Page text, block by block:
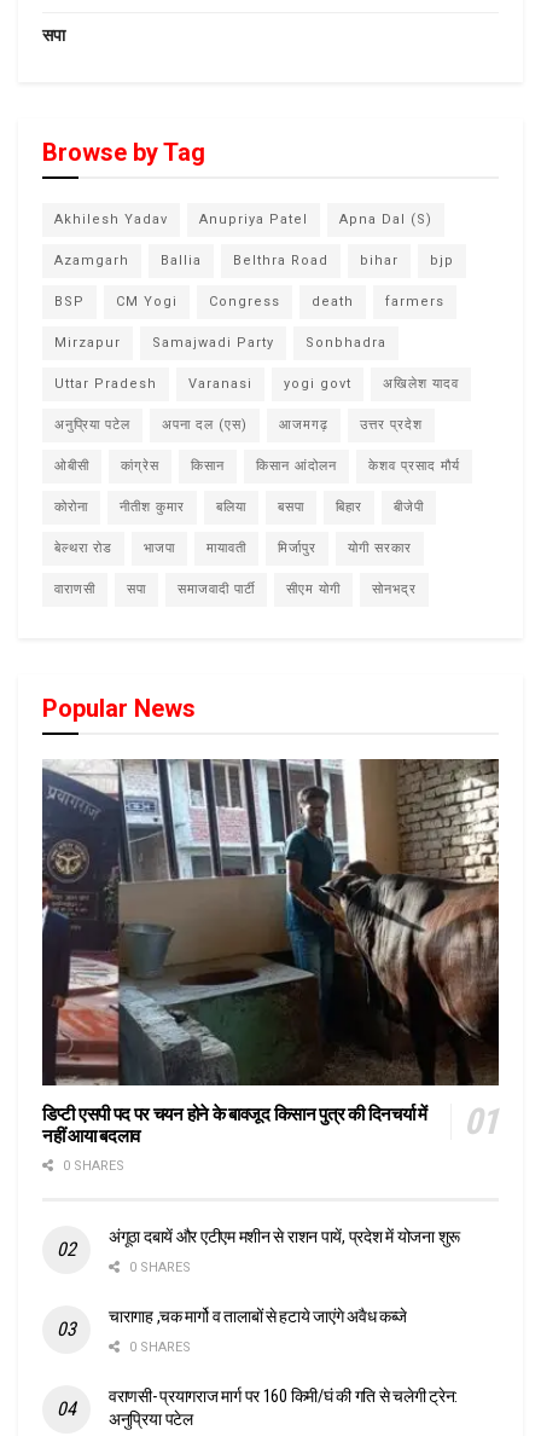
सपा
Browse by Tag
Akhilesh Yadav Anupriya Patel Apna Dal (S)
Azamgarh Ballia Belthra Road bihar bjp
BSP CM Yogi Congress death farmers
Mirzapur Samajwadi Party Sonbhadra
Uttar Pradesh Varanasi yogi govt अखिलेश यादव
अनुप्रिया पटेल अपना दल (एस) आजमगढ़ उत्तर प्रदेश
ओबीसी कांग्रेस किसान किसान आंदोलन केशव प्रसाद मौर्य
कोरोना नीतीश कुमार बलिया बसपा बिहार बीजेपी
बेल्थरा रोड भाजपा मायावती मिर्जापुर योगी सरकार
वाराणसी सपा समाजवादी पार्टी सीएम योगी सोनभद्र
Popular News
डिप्टी एसपी पद पर चयन होने के बावजूद किसान पुत्र की दिनचर्या में
नहीं आया बदलाव
0 SHARES
अंगूठा दबायें और एटीएम मशीन से राशन पायें, प्रदेश में योजना शुरू
0 SHARES
चारागाह ,चक मार्गो व तालाबों से हटाये जाएंगे अवैध कब्जे
0 SHARES
वराणसी- प्रयागराज मार्ग पर 160 किमी/घं की गति से चलेगी ट्रेन:
अनुप्रिया पटेल